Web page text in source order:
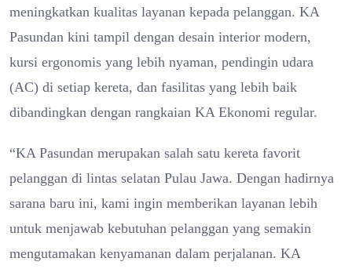
meningkatkan kualitas layanan kepada pelanggan. KA
Pasundan kini tampil dengan desain interior modern,
kursi ergonomis yang lebih nyaman, pendingin udara
(AC) di setiap kereta, dan fasilitas yang lebih baik
dibandingkan dengan rangkaian KA Ekonomi regular.
“KA Pasundan merupakan salah satu kereta favorit
pelanggan di lintas selatan Pulau Jawa. Dengan hadirnya
sarana baru ini, kami ingin memberikan layanan lebih
untuk menjawab kebutuhan pelanggan yang semakin
mengutamakan kenyamanan dalam perjalanan. KA